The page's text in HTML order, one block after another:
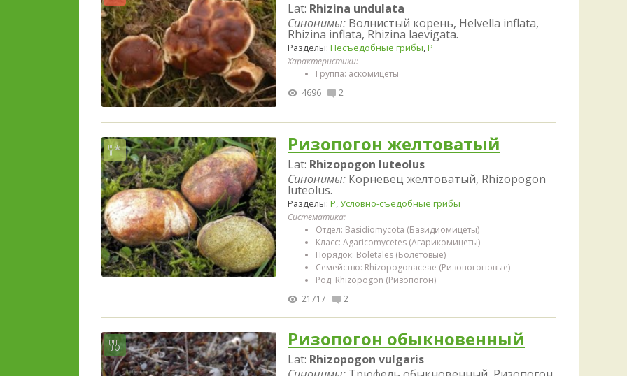
Lat: Rhizina undulata
Синонимы: Волнистый корень, Helvella inflata,
Rhizina inflata, Rhizina laevigata.
Разделы: Несъедобные грибы,Р
Характеристики:
Группа: аскомицеты
4696
2
Ризопогон желтоватый
Lat: Rhizopogon luteolus
Синонимы: Корневец желтоватый, Rhizopogon
luteolus.
Разделы: Р,Условно-съедобные грибы
Систематика:
Отдел: Basidiomycota (Базидиомицеты)
Класс: Agaricomycetes (Агарикомицеты)
Порядок: Boletales (Болетовые)
Семейство: Rhizopogonaceae (Ризопогоновые)
Род: Rhizopogon (Ризопогон)
21717
2
Ризопогон обыкновенный
Lat: Rhizopogon vulgaris